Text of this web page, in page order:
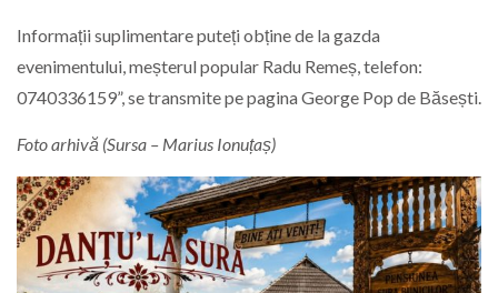
Informații suplimentare puteți obține de la gazda
evenimentului, meșterul popular Radu Remeș, telefon:
0740336159”, se transmite pe paginaGeorge Pop de Băsești.
Foto arhivă (Sursa – Marius Ionuțaș)